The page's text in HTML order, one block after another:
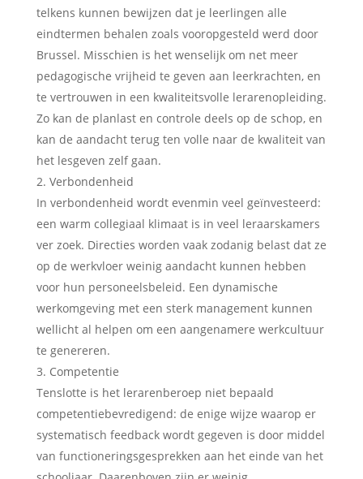
telkens kunnen bewijzen dat je leerlingen alle
eindtermen behalen zoals vooropgesteld werd door
Brussel. Misschien is het wenselijk om net meer
pedagogische vrijheid te geven aan leerkrachten, en
te vertrouwen in een kwaliteitsvolle lerarenopleiding.
Zo kan de planlast en controle deels op de schop, en
kan de aandacht terug ten volle naar de kwaliteit van
het lesgeven zelf gaan.
Verbondenheid
In verbondenheid wordt evenmin veel geïnvesteerd:
een warm collegiaal klimaat is in veel leraarskamers
ver zoek. Directies worden vaak zodanig belast dat ze
op de werkvloer weinig aandacht kunnen hebben
voor hun personeelsbeleid. Een dynamische
werkomgeving met een sterk management kunnen
wellicht al helpen om een aangenamere werkcultuur
te genereren.
Competentie
Tenslotte is het lerarenberoep niet bepaald
competentiebevredigend: de enige wijze waarop er
systematisch feedback wordt gegeven is door middel
van functioneringsgesprekken aan het einde van het